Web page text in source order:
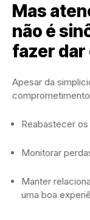
Mas
não é
fazer
Apesar da
Reabastecer
Monitorar
Manter
uma boa